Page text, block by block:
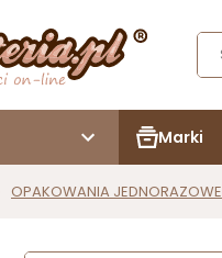
Marki
OPAKOWANIA JEDNORAZOWE